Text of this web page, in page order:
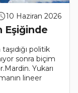
10 Haziran 2026
Eşiğinde
politik
sonra biçim
Yukarı
lineer